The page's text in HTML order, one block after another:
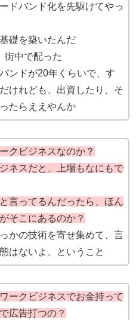
ドバンド化を先駆けてやっ
礎を築いたんだ
街中で配った
ンドが20年くらいで、す
けれども、出資したり、そ
たらええやんか
クビジネスなのか？
ネスだと、上場もなにもで
言ってるんだったら、ほん
そこにあるのか？
かの技術を寄せ集めて、言
はないよ、ということ
ークビジネスでお金持って
広告打つの？